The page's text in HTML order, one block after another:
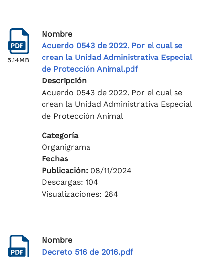
5.14MB
Nombre
Acuerdo 0543 de 2022. Por el cual se
crean la Unidad Administrativa Especial
de Protección Animal.pdf
Descripción
Acuerdo 0543 de 2022. Por el cual se
crean la Unidad Administrativa Especial
de Protección Animal
Categoría
Organigrama
Fechas
Publicación: 08/11/2024
Descargas: 104
Visualizaciones: 264
Nombre
Decreto 516 de 2016.pdf